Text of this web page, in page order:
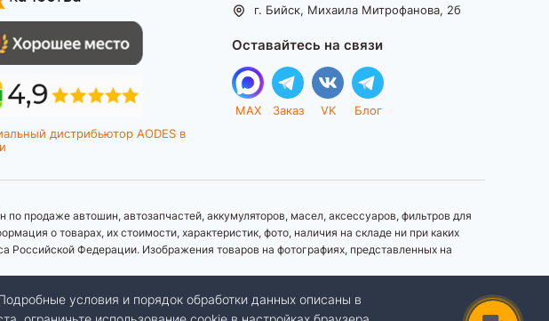
дистрибьютор AODES в
г. Бийск, Михаила Митрофанова, 2б
Оставайтесь на связи
MAX Заказ VK Блог
продаже автошин, автозапчастей, аккумуляторов, масел, аксессуаров, фильтров для
о товарах, их стоимости, характеристик, фото, наличия на складе ни при каких
Российской Федерации. Изображения товаров на фотографиях, представленных на
условия и порядок обработки данных описаны в